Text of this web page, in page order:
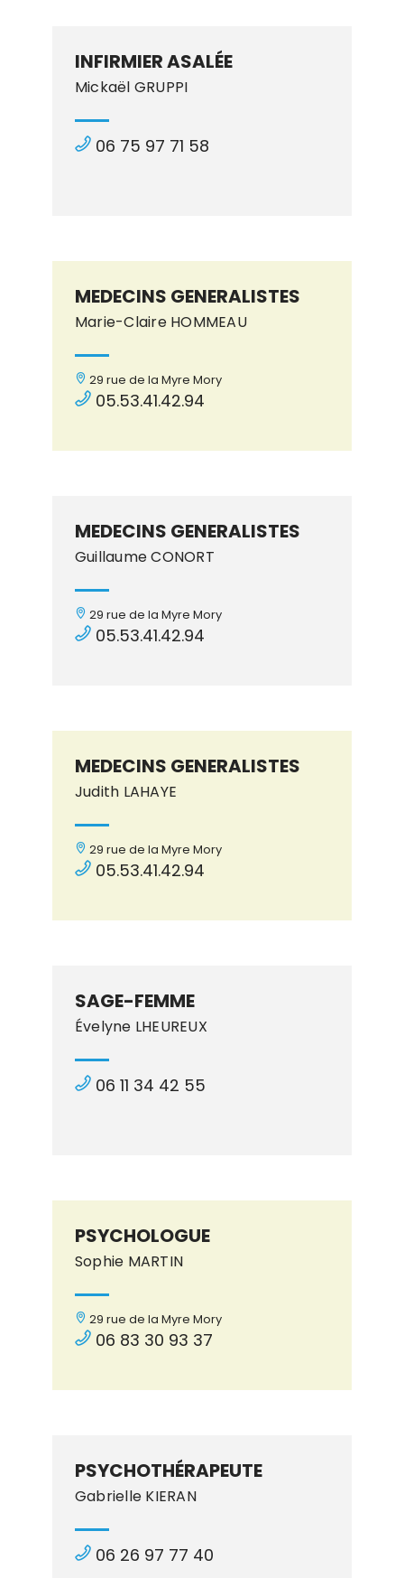
INFIRMIER ASALÉE
Mickaël GRUPPI
06 75 97 71 58
MEDECINS GENERALISTES
Marie-Claire HOMMEAU
29 rue de la Myre Mory
05.53.41.42.94
MEDECINS GENERALISTES
Guillaume CONORT
29 rue de la Myre Mory
05.53.41.42.94
MEDECINS GENERALISTES
Judith LAHAYE
29 rue de la Myre Mory
05.53.41.42.94
SAGE-FEMME
Évelyne LHEUREUX
06 11 34 42 55
PSYCHOLOGUE
Sophie MARTIN
29 rue de la Myre Mory
06 83 30 93 37
PSYCHOTHÉRAPEUTE
Gabrielle KIERAN
06 26 97 77 40